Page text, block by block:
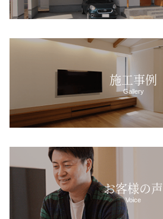
施工事例
Gallery
お客様の声
Voice